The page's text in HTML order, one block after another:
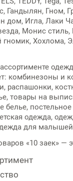
Гандылян, Гном,
дом, Игла, Лаки
Монис стиль,
Хохлома,
комбинезоны и
распашонки,
товары на
белье,
одежда,
для малышей
«10 заек» —